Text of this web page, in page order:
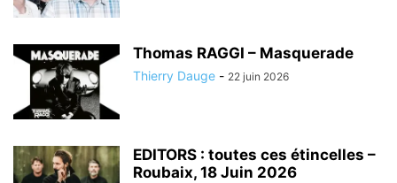
Thomas RAGGI – Masquerade
Thierry Dauge - 22 juin 2026
EDITORS : toutes ces étincelles –
Roubaix, 18 Juin 2026